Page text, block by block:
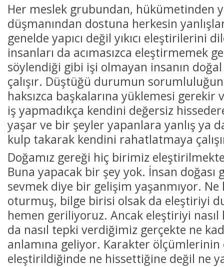
Her meslek grubundan, hükümetinden
düşmanından dostuna herkesin
genelde yapıcı değil yıkıcı eleştirilerini
insanları da acımasızca eleştirmemek
söylendiği gibi işi olmayan insanın
çalışır. Düştüğü durumun
haksızca başkalarına yüklemesi gerekir
iş yapmadıkça kendini değersiz
yaşar ve bir şeyler yapanlara yanlış ya
kulp takarak kendini rahatlatmaya
Doğamız gereği hiç birimiz
Buna yapacak bir şey yok. İnsan
sevmek diye bir gelişim yaşanmıyor.
oturmuş, bilge birisi olsak da eleştiriyi
hemen geriliyoruz. Ancak eleştiriyi
da nasıl tepki verdiğimiz gerçekte ne
anlamına geliyor. Karakter ölçümlerinin
eleştirildiğinde ne hissettiğine değil ne